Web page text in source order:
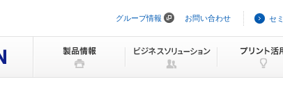
ビ
ョ
グループ情報 お問い合わせ セ